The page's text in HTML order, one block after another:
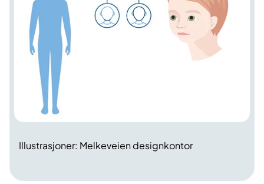
Illustrasjoner: Melkeveien designkontor